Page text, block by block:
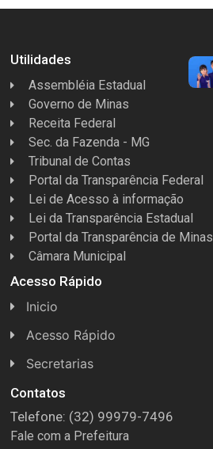
Utilidades
Assembléia Estadual
Governo de Minas
Receita Federal
Sec. da Fazenda - MG
Tribunal de Contas
Portal da Transparência Federal
Lei de Acesso à informação
Lei da Transparência Estadual
Portal da Transparência de Minas
Câmara Municipal
Acesso Rápido
Inicio
Acesso Rápido
Concursos
Conselhos
Espera Feliz Antigamente
Secretarias
Licitações
Secretaria de Esportes
Contatos
Telefone: (32) 99979-7496
Fale com a Prefeitura